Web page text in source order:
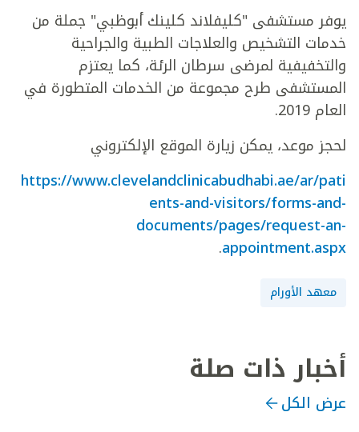
يوفر مستشفى "كليفلاند كلينك أبوظبي" جملة من
خدمات التشخيص والعلاجات الطبية والجراحية
والتخفيفية لمرضى سرطان الرئة، كما يعتزم
المستشفى طرح مجموعة من الخدمات المتطورة في
العام 2019.
لحجز موعد، يمكن زيارة الموقع الإلكتروني
https://www.clevelandclinicabudhabi.ae/ar/pati
ents-and-visitors/forms-and-
documents/pages/request-an-
appointment.aspx
.
معهد الأورام
أخبار ذات صلة
عرض الكل